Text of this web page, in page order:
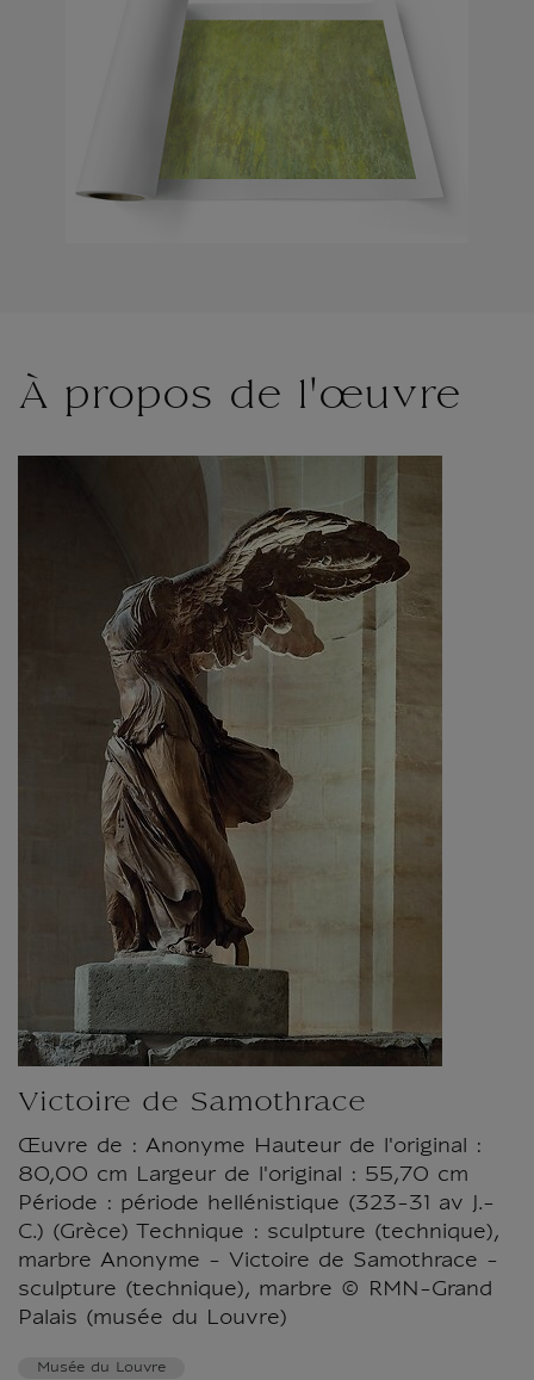
À propos de l'œuvre
Victoire de Samothrace
Œuvre de : Anonyme Hauteur de l'original :
80,00 cm Largeur de l'original : 55,70 cm
Période : période hellénistique (323-31 av J.-
C.) (Grèce) Technique : sculpture (technique),
marbre Anonyme - Victoire de Samothrace -
sculpture (technique), marbre © RMN-Grand
Palais (musée du Louvre)
Musée du Louvre